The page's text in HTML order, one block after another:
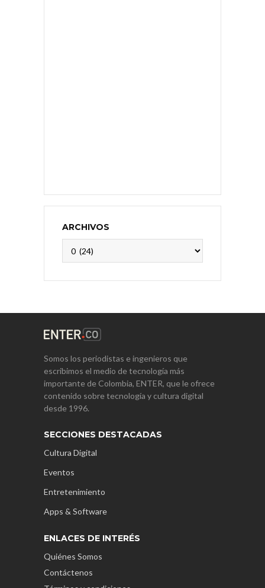
ARCHIVOS
Somos los periodistas e ingenieros que
escribimos el medio de tecnología más
importante de Colombia, ENTER, que le ofrece
contenido sobre tecnología y cultura digital
desde 1996.
SECCIONES DESTACADAS
Cultura Digital
Eventos
Entretenimiento
Apps & Software
ENLACES DE INTERÉS
Quiénes Somos
Contáctenos